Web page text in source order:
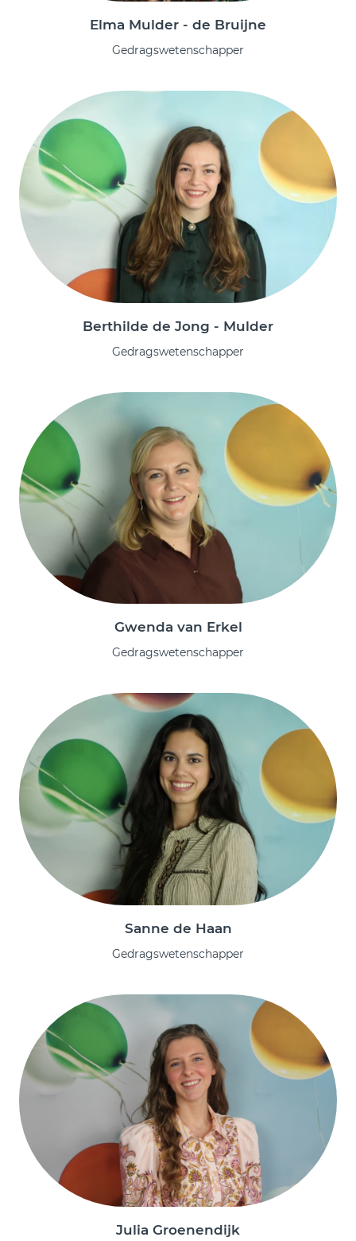
Elma Mulder - de Bruijne
Gedragswetenschapper
Berthilde de Jong - Mulder
Gedragswetenschapper
Gwenda van Erkel
Gedragswetenschapper
Sanne de Haan
Gedragswetenschapper
Julia Groenendijk